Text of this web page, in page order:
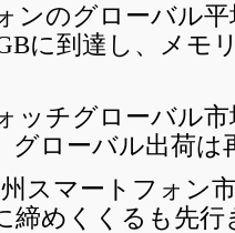
ンのグローバル
に到達し、メモ
ッチグローバル
グローバル出荷は
スマートフォン
締めくくるも先行